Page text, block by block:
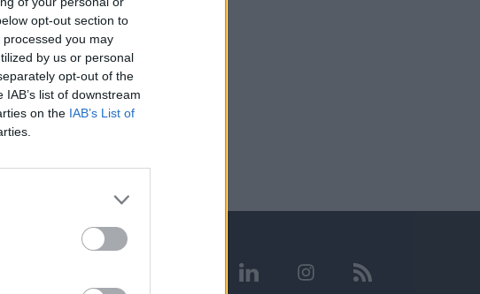
opt-out section to
you may
by us or personal
opt-out of the
list of downstream
on the IAB’s List of
ΙΩΑΝΝΙΝΑ
σας!